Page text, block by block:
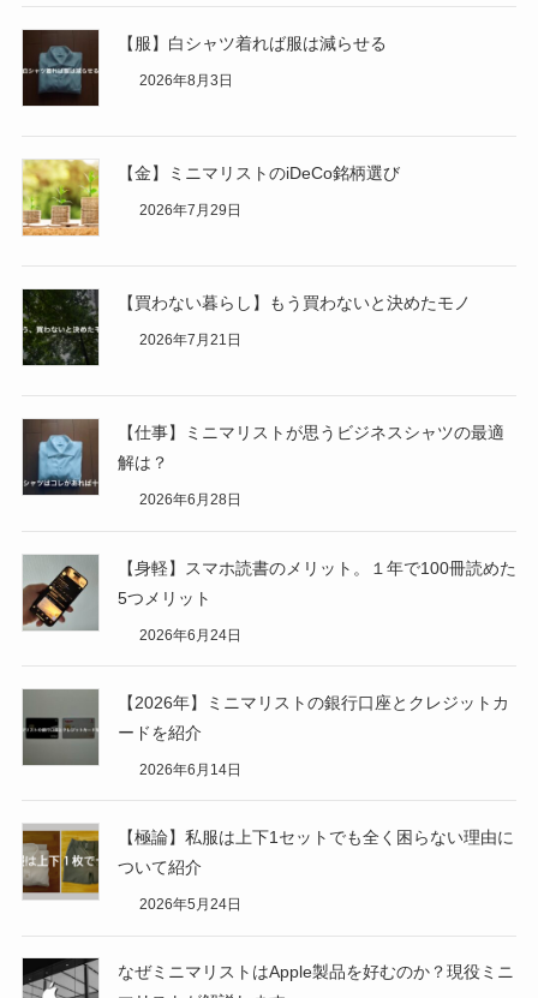
【服】白シャツ着れば服は減らせる
2026年8月3日
【金】ミニマリストのiDeCo銘柄選び
2026年7月29日
【買わない暮らし】もう買わないと決めたモノ
2026年7月21日
【仕事】ミニマリストが思うビジネスシャツの最適
解は？
2026年6月28日
【身軽】スマホ読書のメリット。１年で100冊読めた
5つメリット
2026年6月24日
【2026年】ミニマリストの銀行口座とクレジットカ
ードを紹介
2026年6月14日
【極論】私服は上下1セットでも全く困らない理由に
ついて紹介
2026年5月24日
なぜミニマリストはApple製品を好むのか？現役ミニ